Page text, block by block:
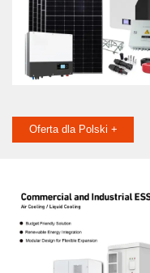
Oferta dla Polski +